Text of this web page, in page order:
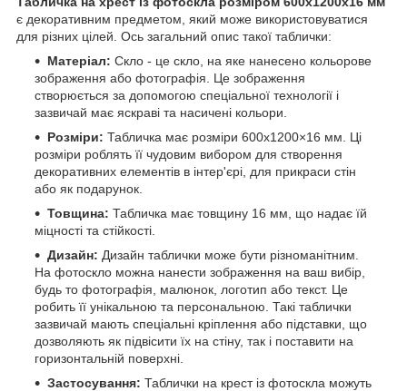
є декоративним предметом, який може використовуватися
для різних цілей. Ось загальний опис такої таблички:
Матеріал: Скло - це скло, на яке нанесено кольорове
зображення або фотографія. Це зображення
створюється за допомогою спеціальної технології і
зазвичай має яскраві та насичені кольори.
Розміри: Табличка має розміри 600х1200×16 мм. Ці
розміри роблять її чудовим вибором для створення
декоративних елементів в інтер'єрі, для прикраси стін
або як подарунок.
Товщина: Табличка має товщину 16 мм, що надає їй
міцності та стійкості.
Дизайн: Дизайн таблички може бути різноманітним.
На фотоскло можна нанести зображення на ваш вибір,
будь то фотографія, малюнок, логотип або текст. Це
робить її унікальною та персональною. Такі таблички
зазвичай мають спеціальні кріплення або підставки, що
дозволяють як підвісити їх на стіну, так і поставити на
горизонтальній поверхні.
Застосування: Таблички на крест із фотоскла можуть